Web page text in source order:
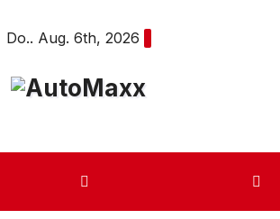
Do.. Aug. 6th, 2026